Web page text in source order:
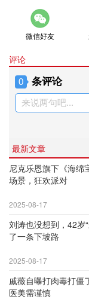
微信好友
评论
0 条评论
来说两句吧...
最新文章
尼克乐恩旗下《海绵
场景，狂欢派对
2025-08-17
刘涛也没想到，42岁
了一条下坡路
2025-08-17
戚薇自曝打肉毒打僵
医美需谨慎